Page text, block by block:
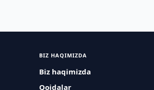
BIZ HAQIMIZDA
Biz haqimizda
Qoidalar